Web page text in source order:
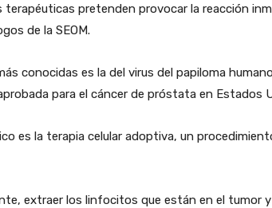
pretenden provocar la reacción
de la SEOM.
conocidas es la del virus del papiloma
para el cáncer de próstata en Estados
es la terapia celular adoptiva, un
extraer los linfocitos que están en el tumor